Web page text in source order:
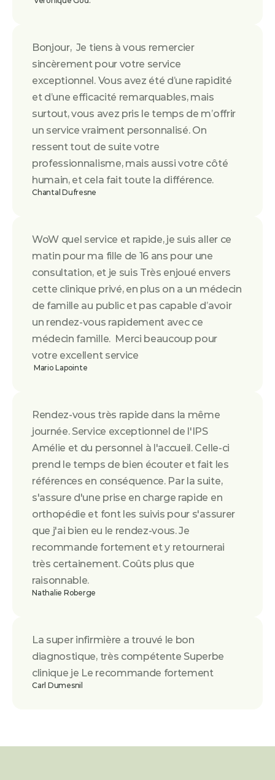
Bonjour,  Je tiens à vous remercier
sincèrement pour votre service
exceptionnel. Vous avez été d’une rapidité
et d’une efficacité remarquables, mais
surtout, vous avez pris le temps de m’offrir
un service vraiment personnalisé. On
ressent tout de suite votre
professionnalisme, mais aussi votre côté
humain, et cela fait toute la différence.
Chantal Dufresne
WoW quel service et rapide, je suis aller ce
matin pour ma fille de 16 ans pour une
consultation, et je suis Très enjoué envers
cette clinique privé, en plus on a un médecin
de famille au public et pas capable d’avoir
un rendez-vous rapidement avec ce
médecin famille.  Merci beaucoup pour
votre excellent service
Mario Lapointe
La super infirmière a trouvé le bon
diagnostique, très compétente Superbe
clinique je Le recommande fortement
Carl Dumesnil
Rendez-vous très rapide dans la même
journée. Service exceptionnel de l'IPS
Amélie et du personnel à l'accueil. Celle-ci
prend le temps de bien écouter et fait les
références en conséquence. Par la suite,
s'assure d'une prise en charge rapide en
orthopédie et font les suivis pour s'assurer
que j'ai bien eu le rendez-vous. Je
recommande fortement et y retournerai
très certainement. Coûts plus que
raisonnable.
Nathalie Roberge